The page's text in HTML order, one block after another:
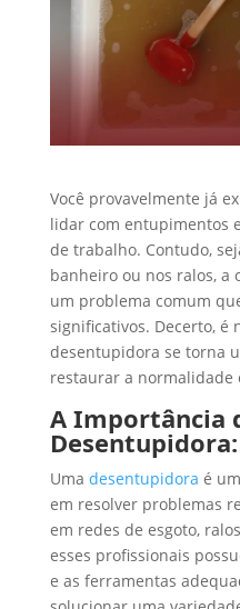
Você provavelmente já
lidar com entupimentos
de trabalho. Contudo,
banheiro ou nos ralos, a
um problema comum
significativos. Decerto, é
desentupidora se torna
restaurar a normalidade
A Importância
Desentupidora:
Uma desentupidora é
em resolver problemas
em redes de esgoto,
esses profissionais
e as ferramentas